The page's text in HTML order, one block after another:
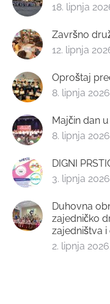
18. lipnja
Završno
12. lipnja
Oproštaj
8. lipnja
Majčin dan
8. lipnja
DIGNI
3. lipnja
Duhovna
zajedničko
zajedništva
2. lipnja 2026.